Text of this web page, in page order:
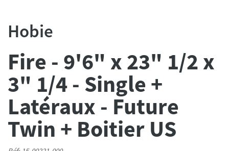
Hobie
Fire - 9'6" x 23" 1/2 x
3" 1/4 - Single +
Latéraux - Future
Twin + Boitier US